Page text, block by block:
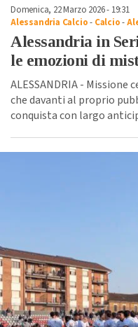
Domenica, 22 Marzo 2026 - 19:31
Alessandria Calcio- Calcio-
Alessandria in
le emozioni di
ALESSANDRIA - Missione
che davanti al proprio
conquista con largo